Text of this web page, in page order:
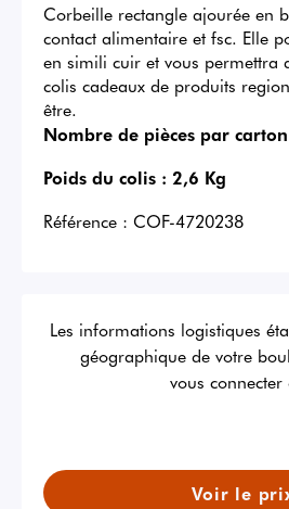
Corbeille rectangle ajourée en
contact alimentaire et fsc. Elle
en simili cuir et vous permettra
colis cadeaux de produits
être.
Nombre de pièces par
Poids du colis : 2,6 Kg
Référence : COF-4720238
Les informations logistiques
géographique de votre
vous
Voir le